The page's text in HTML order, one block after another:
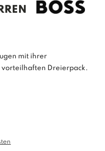
mit ihrer
vorteilhaften Dreierpack.